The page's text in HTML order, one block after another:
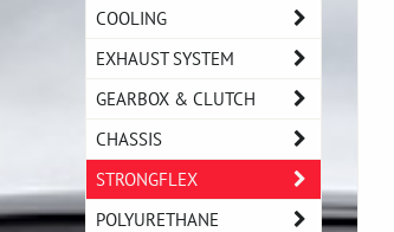
COOLING
EXHAUST SYSTEM
GEARBOX & CLUTCH
CHASSIS
STRONGFLEX
POLYURETHANE